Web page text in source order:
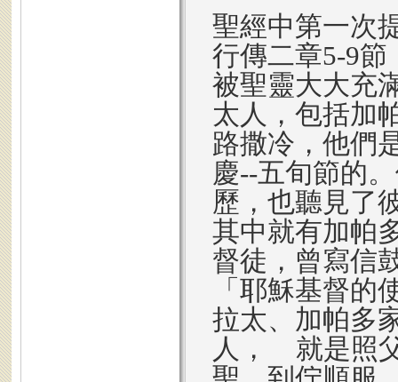
聖經中第一次
行傳二章5-9
被聖靈大大充
太人，包括加
路撒冷，他們
慶--五旬節的
歷，也聽見了
其中就有加帕
督徒，曾寫信
「耶穌基督的
拉太、加帕多
人， 就是照